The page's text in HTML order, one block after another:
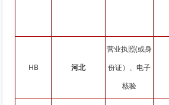
HB 河北
营业执照(或身
份证）、电子
核验